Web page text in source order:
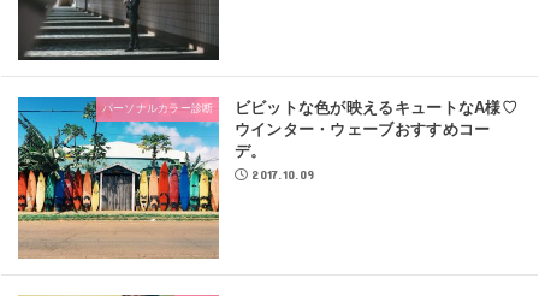
パーソナルカラー診断
ビビットな色が映えるキュートなA様♡
ウインター・ウェーブおすすめコー
デ。
2017.10.09